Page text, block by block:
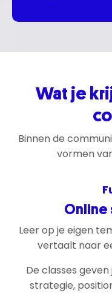
Wat je
Binnen de
vormen
Online
Leer op je eigen
vertaalt naar
De classes
strategie,